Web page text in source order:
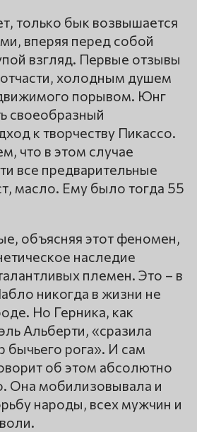
только бык возвышается
вперяя перед собой
взгляд. Первые отзывы
отчасти, холодным душем
порывом. Юнг
своеобразный
к творчеству Пикассо.
что в этом случае
все предварительные
масло. Ему было тогда 55
объясняя этот феномен,
наследие
племен. Это – в
никогда в жизни не
Но Герника, как
Альберти, «сразила
бычьего рога». И сам
об этом абсолютно
Она мобилизовывала и
народы, всех мужчин и